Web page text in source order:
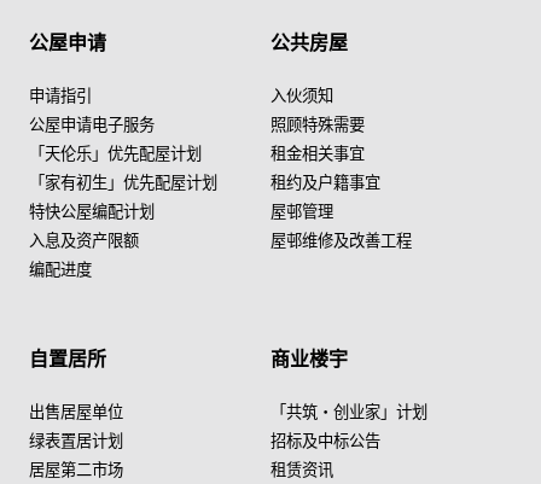
公屋申请
申请指引
公屋申请电子服务
「天伦乐」优先配屋计划
「家有初生」优先配屋计划
特快公屋编配计划
入息及资产限额
编配进度
公共房屋
入伙须知
照顾特殊需要
租金相关事宜
租约及户籍事宜
屋邨管理
屋邨维修及改善工程
自置居所
出售居屋单位
绿表置居计划
居屋第二市场
商业楼宇
「共筑・创业家」计划
招标及中标公告
租赁资讯